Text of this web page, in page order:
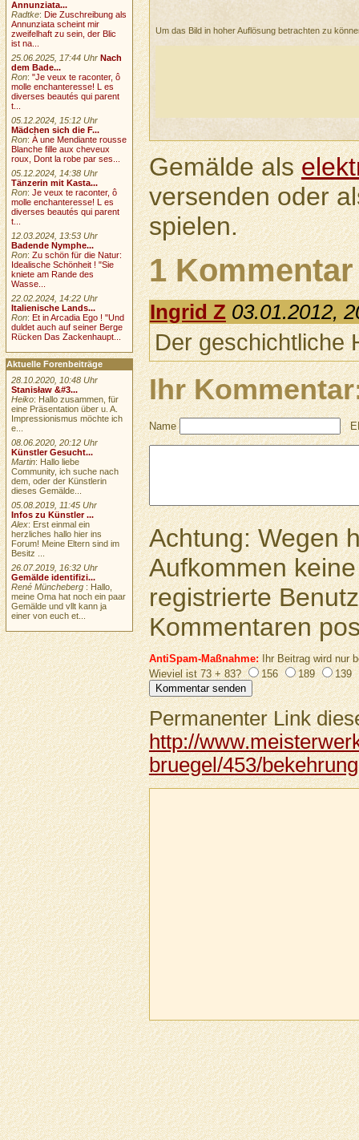
Um das Bild in hoher Auflösung betrachten zu
Gemälde als
versenden oder
spielen.
1
Ingrid Z 03.01.2012,
Der geschichtliche
Ihr
Name
Achtung: Wegen
Aufkommen
registrierte
Kommentaren
AntiSpam-Maßnahme:Ihr Beitrag wird nur
Wieviel ist 73 + 83?
156 189 139
Permanenter Link
http://
bruegel/453/
Annunziata...
Radtke: Die Zuschreibung als
Annunziata scheint mir
zweifelhaft zu sein, der Blic
ist na...
25.06.2025, 17:44 Uhr Nach
dem Bade...
Ron:"Je veux te raconter, ô
molle enchanteresse! L es
diverses beautés qui parent
t...
05.12.2024, 15:12 Uhr
Mädchen sich die F...
Ron:À une Mendiante rousse
Blanche fille aux cheveux
roux, Dont la robe par ses...
05.12.2024, 14:38 Uhr
Tänzerin mit Kasta...
Ron:Je veux te raconter, ô
molle enchanteresse! L es
diverses beautés qui parent
t...
12.03.2024, 13:53 Uhr
Badende Nymphe...
Ron:Zu schön für die Natur:
Idealische Schönheit ! "Sie
kniete am Rande des
Wasse...
22.02.2024, 14:22 Uhr
Italienische Lands...
Ron:Et in Arcadia Ego ! "Und
duldet auch auf seiner Berge
Rücken Das Zackenhaupt...
Aktuelle Forenbeiträge
28.10.2020, 10:48 Uhr
Stanisław &#3...
Heiko: Hallo zusammen, für
eine Präsentation über u. A.
Impressionismus möchte ich
e...
08.06.2020, 20:12 Uhr
Künstler Gesucht...
Martin: Hallo liebe
Community, ich suche nach
dem, oder der Künstlerin
dieses Gemälde...
05.08.2019, 11:45 Uhr
Infos zu Künstler ...
Alex: Erst einmal ein
herzliches hallo hier ins
Forum! Meine Eltern sind im
Besitz ...
26.07.2019, 16:32 Uhr
Gemälde identifizi...
René Müncheberg : Hallo,
meine Oma hat noch ein paar
Gemälde und vllt kann ja
einer von euch et...